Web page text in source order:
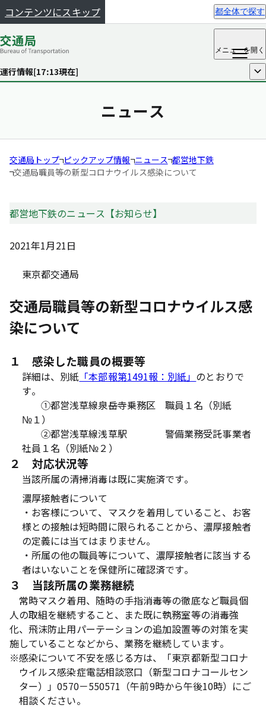
コンテンツにスキップ 都全体で探す
メニューを開く
運行情報[17:13現在] 開く
ニュース
交通局トップ ピックアップ情報 ニュース 都営地下鉄
交通局職員等の新型コロナウイルス感染について
都営地下鉄のニュース【お知らせ】
2021年1月21日
東京都交通局
交通局職員等の新型コロナウイルス感
染について
１ 感染した職員の概要等
詳細は、別紙 「本部報第1491報：別紙」 のとおりで
す。
①都営浅草線泉岳寺乗務区 職員１名（別紙
№１）
②都営浅草線浅草駅 警備業務受託事業者
社員１名（別紙№２）
２ 対応状況等
当該所属の清掃消毒は既に実施済です。
濃厚接触者について
・お客様について、マスクを着用していること、お客
様との接触は短時間に限られることから、濃厚接触者
の定義には当てはまりません。
・所属の他の職員等について、濃厚接触者に該当する
者はいないことを保健所に確認済です。
３ 当該所属の業務継続
常時マスク着用、随時の手指消毒等の徹底など職員個
人の取組を継続すること、また既に執務室等の消毒強
化、飛沫防止用パーテーションの追加設置等の対策を実
施していることなどから、業務を継続しています。
※感染について不安を感じる方は、「東京都新型コロナ
ウイルス感染症電話相談窓口（新型コロナコールセン
ター）」0570－550571（午前9時から午後10時）にご
相談ください。